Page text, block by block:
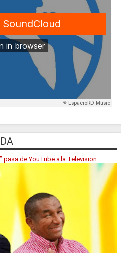
pasa de YouTube a la Television